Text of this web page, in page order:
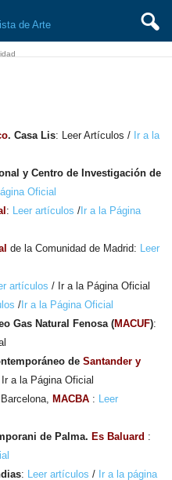
. Casa Lis: Leer Artículos / Ir a la
y Centro de Investigación de
Oficial
: Leer artículos / Ir a la Página
de la Comunidad de Madrid: Leer
artículos / Ir a la Página Oficial
/ Ir a la Página Oficial
Gas Natural Fenosa (MACUF):
de Santander y
a la Página Oficial
MACBA : Leer
de Palma. Es Baluard :
: Leer artículos / Ir a la página